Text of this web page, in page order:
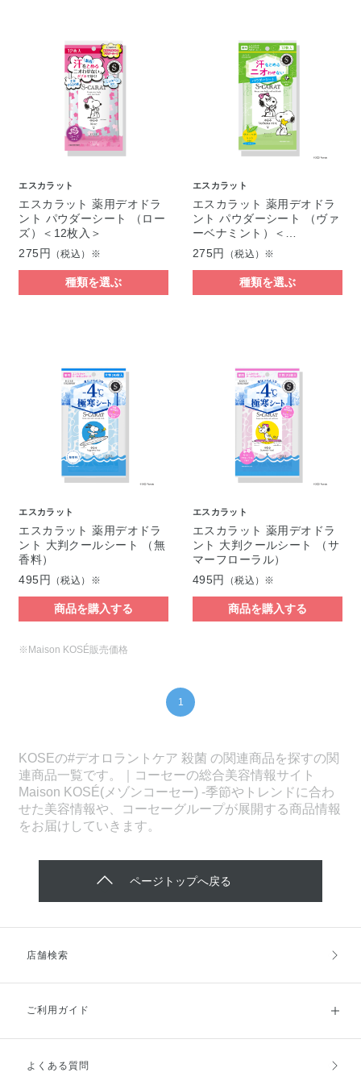
エスカラット
エスカラット 薬用デオドラ
ント パウダーシート （ロー
ズ）＜12枚入＞
275円
（税込）※
種類を選ぶ
エスカラット
エスカラット 薬用デオドラ
ント パウダーシート （ヴァ
ーベナミント）＜…
275円
（税込）※
種類を選ぶ
エスカラット
エスカラット 薬用デオドラ
ント 大判クールシート （無
香料）
495円
（税込）※
商品を購入する
エスカラット
エスカラット 薬用デオドラ
ント 大判クールシート （サ
マーフローラル）
495円
（税込）※
商品を購入する
※Maison KOSÉ販売価格
1
KOSEの#デオロラントケア 殺菌 の関連商品を探すの関
連商品一覧です。｜コーセーの総合美容情報サイト
Maison KOSÉ(メゾンコーセー) -季節やトレンドに合わ
せた美容情報や、コーセーグループが展開する商品情報
をお届けしていきます。
ページトップへ戻る
店舗検索
ご利用ガイド
ご利用ガイドトップ
よくある質問